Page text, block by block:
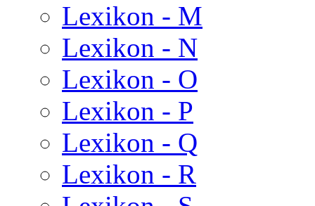
Lexikon - M
Lexikon - N
Lexikon - O
Lexikon - P
Lexikon - Q
Lexikon - R